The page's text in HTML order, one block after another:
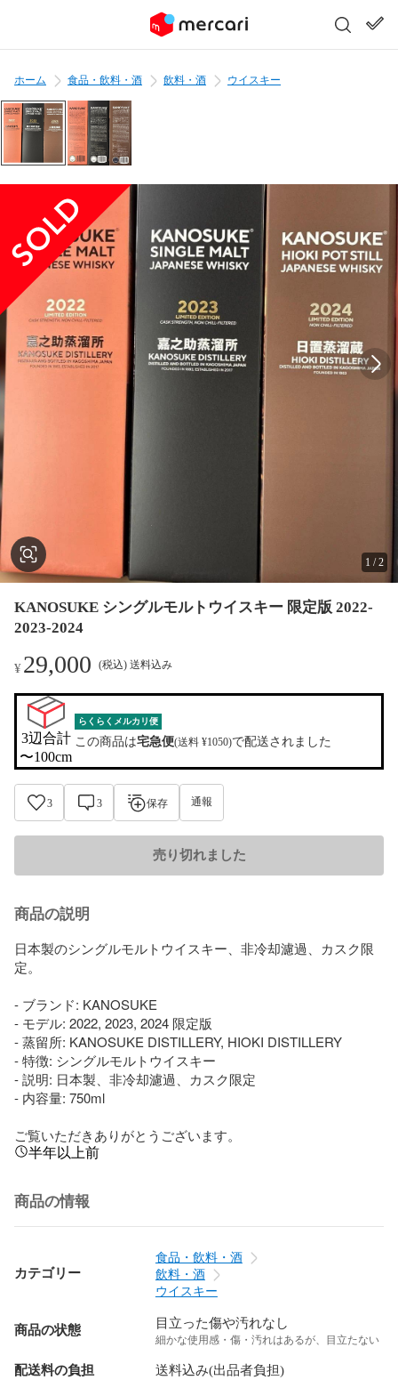
ホーム 食品・飲料・酒 飲料・酒 ウイスキー
1 /2
KANOSUKE シングルモルトウイスキー 限定版 2022-
2023-2024
¥29,000 (税込) 送料込み
3辺合計
〜100cm
らくらくメルカリ便
この商品は宅急便(送料 ¥1050)で配送されました
3 3 保存 通報
売り切れました
商品の説明
日本製のシングルモルトウイスキー、非冷却濾過、カスク限
定。
- ブランド: KANOSUKE
- モデル: 2022, 2023, 2024 限定版
- 蒸留所: KANOSUKE DISTILLERY, HIOKI DISTILLERY
- 特徴: シングルモルトウイスキー
- 説明: 日本製、非冷却濾過、カスク限定
- 内容量: 750ml
ご覧いただきありがとうございます。
半年以上前
商品の情報
カテゴリー
食品・飲料・酒
飲料・酒
ウイスキー
商品の状態 目立った傷や汚れなし
細かな使用感・傷・汚れはあるが、目立たない
配送料の負担 送料込み(出品者負担)